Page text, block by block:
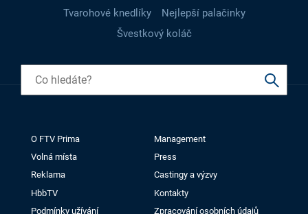
Tvarohové knedlíky
Nejlepší palačinky
Švestkový koláč
O FTV Prima
Management
Volná místa
Press
Reklama
Castingy a výzvy
HbbTV
Kontakty
Podmínky užívání
Zpracování osobních údajů